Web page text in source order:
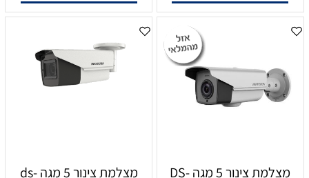
מצלמת צינור 5 מגה DS-
מצלמת צינור 5 מגה ds-